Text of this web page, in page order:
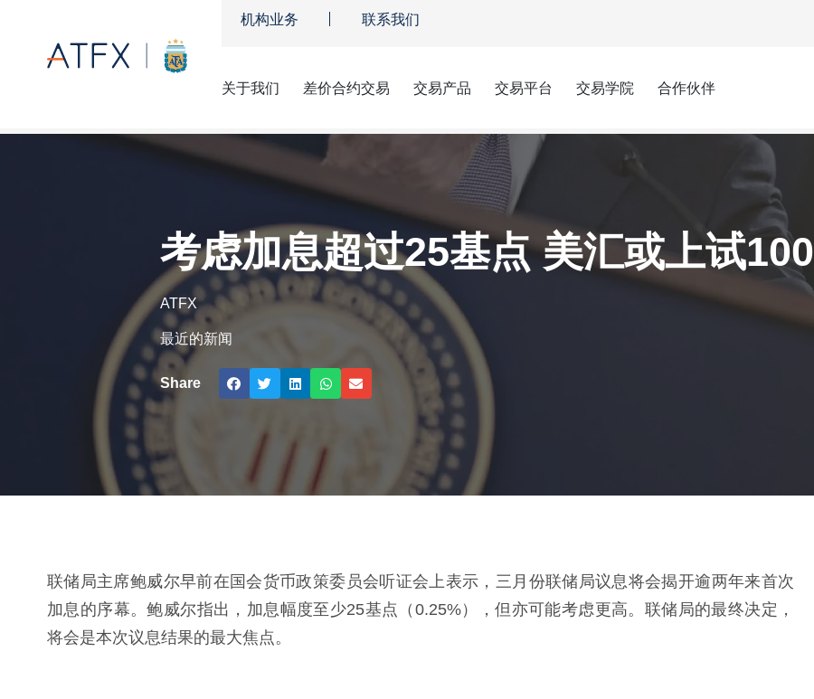
机构业务 联系我们
关于我们 差价合约交易 交易产品 交易平台 交易学院 合作伙伴
考虑加息超过25基点 美汇或上试100
ATFX
最近的新闻
Share
联储局主席鲍威尔早前在国会货币政策委员会听证会上表示，三月份联储局议息将会揭开逾两年来首次
加息的序幕。鲍威尔指出，加息幅度至少25基点（0.25%），但亦可能考虑更高。联储局的最终决定，
将会是本次议息结果的最大焦点。